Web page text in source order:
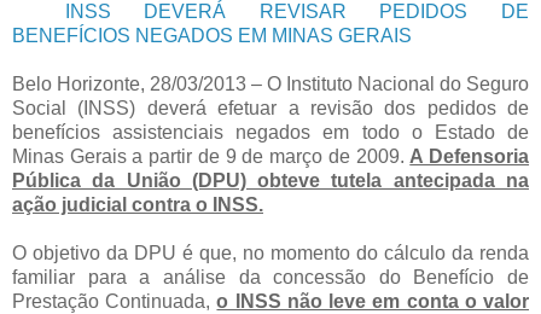
INSS DEVERÁ REVISAR PEDIDOS DE
BENEFÍCIOS NEGADOS EM MINAS GERAIS
Belo Horizonte, 28/03/2013 – O Instituto Nacional do Seguro
Social (INSS) deverá efetuar a revisão dos pedidos de
benefícios assistenciais negados em todo o Estado de
Minas Gerais a partir de 9 de março de 2009. A Defensoria
Pública da União (DPU) obteve tutela antecipada na
ação judicial contra o INSS.
O objetivo da DPU é que, no momento do cálculo da renda
familiar para a análise da concessão do Benefício de
Prestação Continuada,o INSS não leve em conta o valor